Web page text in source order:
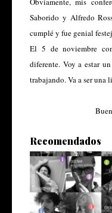
Saborido y Alfredo
cumplé y fue genial
El 5 de noviembre
diferente. Voy a estar
trabajando. Va a ser una
Recomendados
#LaPlata Oquio
2017